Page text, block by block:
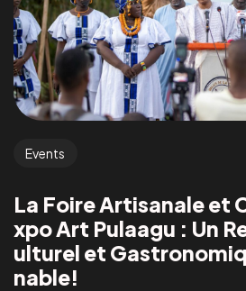
Events
La Foire Artisanale et
xpo Art Pulaagu : Un
ulturel et
nable!